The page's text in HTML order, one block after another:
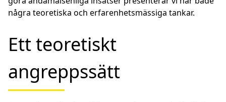
några teoretiska och erfarenhetsmässiga tankar.
Ett teoretiskt
angreppssätt